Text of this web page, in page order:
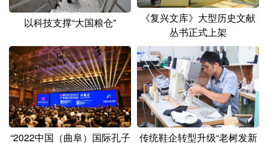
四川 贵州 云南 西藏
陕西 甘肃 青海 宁夏
新疆 内蒙古 黑龙江
多语种频道
English Español Français عربى
以科技支撑“大国粮仓”
《复兴文库》大型历史文献
丛书正式上架
“2022中国（曲阜）国际孔子
传统鞋企转型升级“老树发新